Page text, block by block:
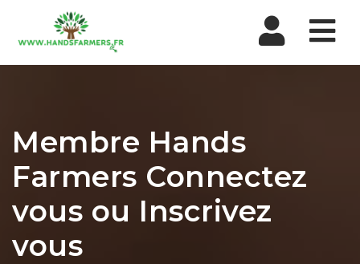
Membre Hands
Farmers Connectez
vous ou Inscrivez
vous